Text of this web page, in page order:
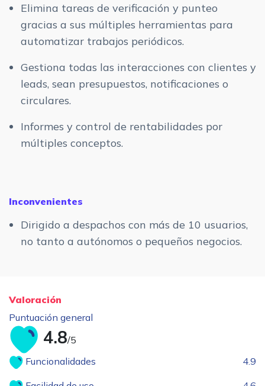
Elimina tareas de verificación y punteo
gracias a sus múltiples herramientas para
automatizar trabajos periódicos.
Gestiona todas las interacciones con clientes y
leads, sean presupuestos, notificaciones o
circulares.
Informes y control de rentabilidades por
múltiples conceptos.
Inconvenientes
Dirigido a despachos con más de 10 usuarios,
no tanto a autónomos o pequeños negocios.
Valoración
Puntuación general
4.8/5
Funcionalidades
4.9